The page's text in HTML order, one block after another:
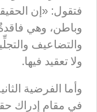
فتقول: «إن
وباطن، وهي فاقدةٌ
والتضاعيف
ولا تعقيد فيها.
وأما الفرضية
في مقام إدراك